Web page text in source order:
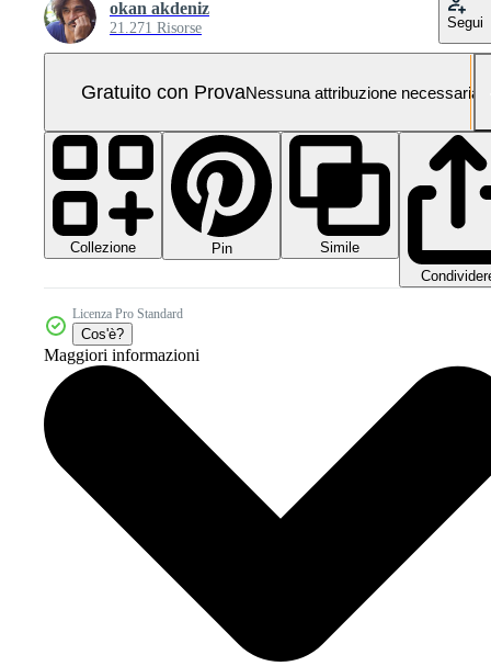
okan akdeniz
21.271 Risorse Segui
Gratuito con ProvaNessuna attribuzione necessaria
Collezione Pin
Simile
Licenza Pro Standard
Cos'è?
Maggiori informazioni